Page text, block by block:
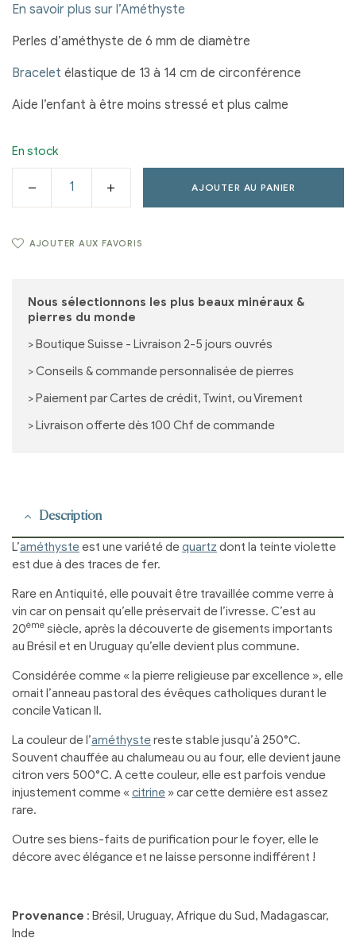
En savoir plus sur l’Améthyste
Perles d’améthyste de 6 mm de diamètre
Bracelet élastique de 13 à 14 cm de circonférence
Aide l’enfant à être moins stressé et plus calme
En stock
AJOUTER AU PANIER
AJOUTER AUX FAVORIS
Nous sélectionnons les plus beaux minéraux &
pierres du monde
> Boutique Suisse - Livraison 2-5 jours ouvrés
> Conseils & commande personnalisée de pierres
> Paiement par Cartes de crédit, Twint, ou Virement
> Livraison offerte dès 100 Chf de commande
Description
L’améthysteest une variété dequartz dont la teinte violette
est due à des traces de fer.
Rare en Antiquité, elle pouvait être travaillée comme verre à
vin car on pensait qu’elle préservait de l’ivresse. C’est au
20ème siècle, après la découverte de gisements importants
au Brésil et en Uruguay qu’elle devient plus commune.
Considérée comme « la pierre religieuse par excellence », elle
ornait l’anneau pastoral des évêques catholiques durant le
concile Vatican II.
La couleur de l’améthystereste stable jusqu’à 250°C.
Souvent chauffée au chalumeau ou au four, elle devient jaune
citron vers 500°C. A cette couleur, elle est parfois vendue
injustement comme « citrine » car cette dernière est assez
rare.
Outre ses biens-faits de purification pour le foyer, elle le
décore avec élégance et ne laisse personne indifférent !
Provenance : Brésil, Uruguay, Afrique du Sud, Madagascar,
Inde